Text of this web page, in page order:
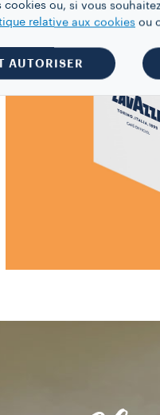
ou, si vous
relative aux cookies ou
AUTORISER